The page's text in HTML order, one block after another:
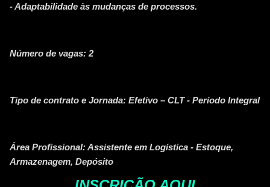
- Adaptabilidade às mudanças de processos.
Número de vagas: 2
Tipo de contrato e Jornada: Efetivo – CLT - Período Integral
Área Profissional: Assistente em Logística - Estoque,
Armazenagem, Depósito